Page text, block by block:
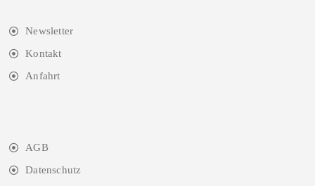
Newsletter
Kontakt
Anfahrt
AGB
Datenschutz